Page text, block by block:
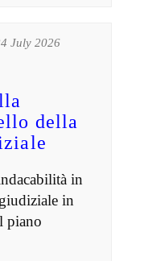
July 2026
della
in
in
piano